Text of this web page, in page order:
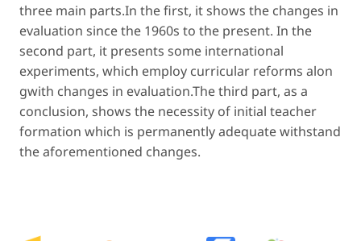
three main parts.In the first, it shows the changes in
evaluation since the 1960s to the present. In the
second part, it presents some international
experiments, which employ curricular reforms alon
gwith changes in evaluation.The third part, as a
conclusion, shows the necessity of initial teacher
formation which is permanently adequate withstand
the aforementioned changes.